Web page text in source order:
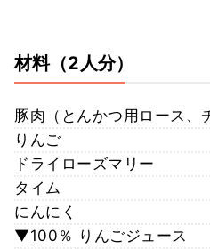
材料（2人分）
豚肉（とんかつ用ロース、
りんご
ドライローズマリー
タイム
にんにく
▼100％ りんごジュース